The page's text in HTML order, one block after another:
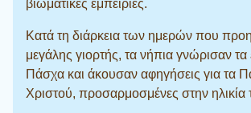
βιωματικές εμπειρίες.
Κατά τη διάρκεια των ημερών που
μεγάλης γιορτής, τα νήπια γνώρισαν τα
Πάσχα και άκουσαν αφηγήσεις για τα
Χριστού, προσαρμοσμένες στην ηλικία